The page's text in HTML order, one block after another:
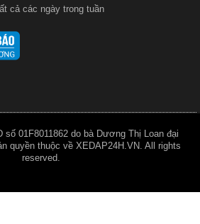
cả các ngày trong tuần
01F8011862 do bà Dương Thị Loan đại
quyền thuộc về XEDAP24H.VN. All rights
reserved.